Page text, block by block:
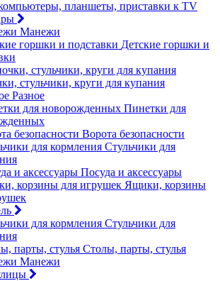
планшеты, приставки к TV
Манежи
Детские горшки и
стульчики, круги для купания
Разное
Пинетки для
Ворота безопасности
Стульчики для
Посуда и аксессуары
Ящики, корзины
Стульчики для
Столы, парты, стулья
Манежи